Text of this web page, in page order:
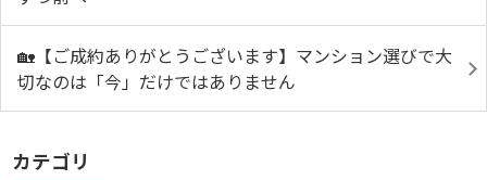
🏡【ご成約ありがとうございます】マンション選びで大
切なのは「今」だけではありません
カテゴリ